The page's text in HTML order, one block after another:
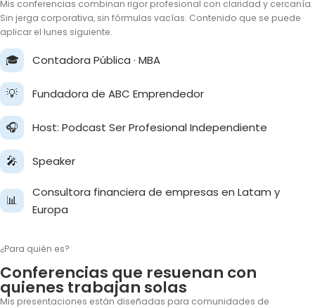
Mis conferencias combinan rigor profesional con claridad y cercanía.
Sin jerga corporativa, sin fórmulas vacías. Contenido que se puede
aplicar el lunes siguiente.
🎓 Contadora Pública · MBA
💡 Fundadora de ABC Emprendedor
🎧 Host: Podcast Ser Profesional Independiente
🎤 Speaker
📊
Consultora financiera de empresas en Latam y
Europa
¿Para quién es?
Conferencias que resuenan con
quienes trabajan solas
Mis presentaciones están diseñadas para comunidades de